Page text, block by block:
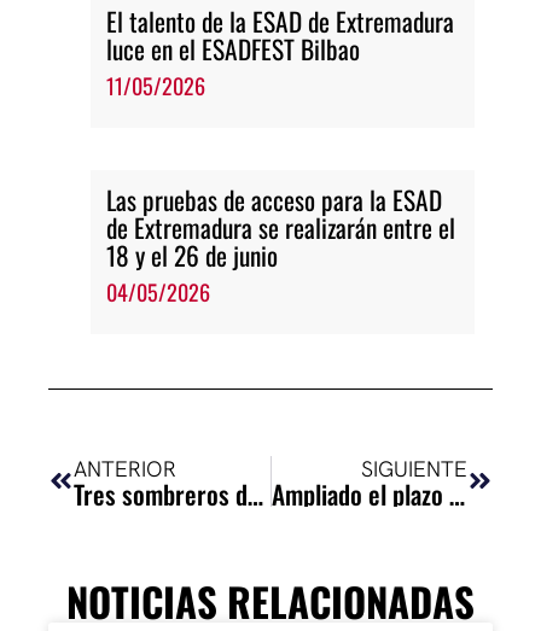
El talento de la ESAD de Extremadura
luce en el ESADFEST Bilbao
11/05/2026
Las pruebas de acceso para la ESAD
de Extremadura se realizarán entre el
18 y el 26 de junio
04/05/2026
ANTERIOR
Tres sombreros de copa – Escenas: DIRECCIÓN DE ACTORES I
SIGUIENTE
Ampliado el plazo I Concurso de Portadas para “PARÁBASIS”
NOTICIAS RELACIONADAS